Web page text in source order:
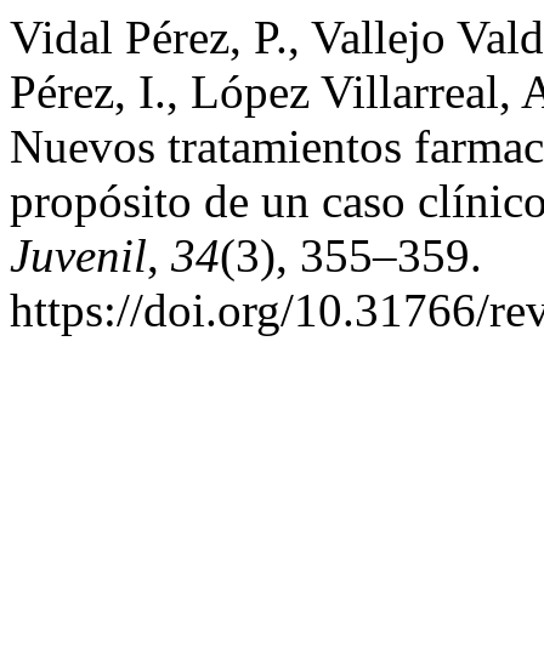
Vidal Pérez, P., Vallejo
Pérez, I., López Villarreal,
Nuevos tratamientos
propósito de un caso
Juvenil, 34(3), 355–359.
https://doi.org/10.31766/